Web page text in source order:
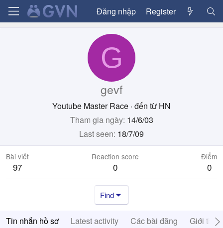
Đăng nhập Register
G
gevf
Youtube Master Race · đến từ HN
Tham gia ngày 14/6/03
Last seen 18/7/09
Bài viết
97
Reaction score
0
Điểm
0
Find
Tin nhắn hồ sơ Latest activity Các bài đăng Giới thiệu